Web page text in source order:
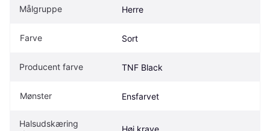
Målgruppe Herre
Farve Sort
Producent farve TNF Black
Mønster Ensfarvet
Halsudskæring
Høj krave